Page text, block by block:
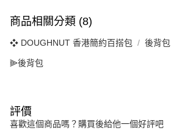
商品相關分類 (8)
❖ DOUGHNUT 香港簡約百搭包 後背包
⫸後背包
評價
喜歡這個商品嗎？購買後給他一個好評吧